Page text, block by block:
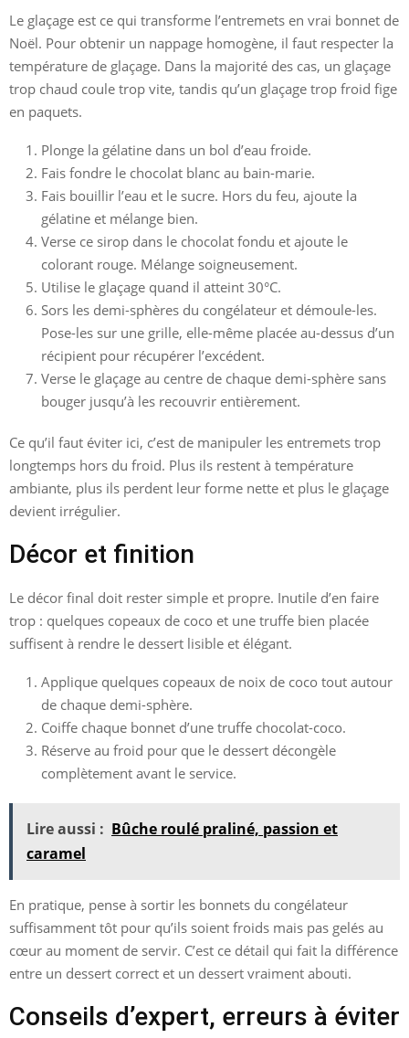
Le glaçage est ce qui transforme l’entremets en vrai bonnet de
Noël. Pour obtenir un nappage homogène, il faut respecter la
température de glaçage. Dans la majorité des cas, un glaçage
trop chaud coule trop vite, tandis qu’un glaçage trop froid fige
en paquets.
Plonge la gélatine dans un bol d’eau froide.
Fais fondre le chocolat blanc au bain-marie.
Fais bouillir l’eau et le sucre. Hors du feu, ajoute la
gélatine et mélange bien.
Verse ce sirop dans le chocolat fondu et ajoute le
colorant rouge. Mélange soigneusement.
Utilise le glaçage quand il atteint 30°C.
Sors les demi-sphères du congélateur et démoule-les.
Pose-les sur une grille, elle-même placée au-dessus d’un
récipient pour récupérer l’excédent.
Verse le glaçage au centre de chaque demi-sphère sans
bouger jusqu’à les recouvrir entièrement.
Ce qu’il faut éviter ici, c’est de manipuler les entremets trop
longtemps hors du froid. Plus ils restent à température
ambiante, plus ils perdent leur forme nette et plus le glaçage
devient irrégulier.
Décor et finition
Le décor final doit rester simple et propre. Inutile d’en faire
trop : quelques copeaux de coco et une truffe bien placée
suffisent à rendre le dessert lisible et élégant.
Applique quelques copeaux de noix de coco tout autour
de chaque demi-sphère.
Coiffe chaque bonnet d’une truffe chocolat-coco.
Réserve au froid pour que le dessert décongèle
complètement avant le service.
Lire aussi : Bûche roulé praliné, passion et
caramel
En pratique, pense à sortir les bonnets du congélateur
suffisamment tôt pour qu’ils soient froids mais pas gelés au
cœur au moment de servir. C’est ce détail qui fait la différence
entre un dessert correct et un dessert vraiment abouti.
Conseils d’expert, erreurs à éviter